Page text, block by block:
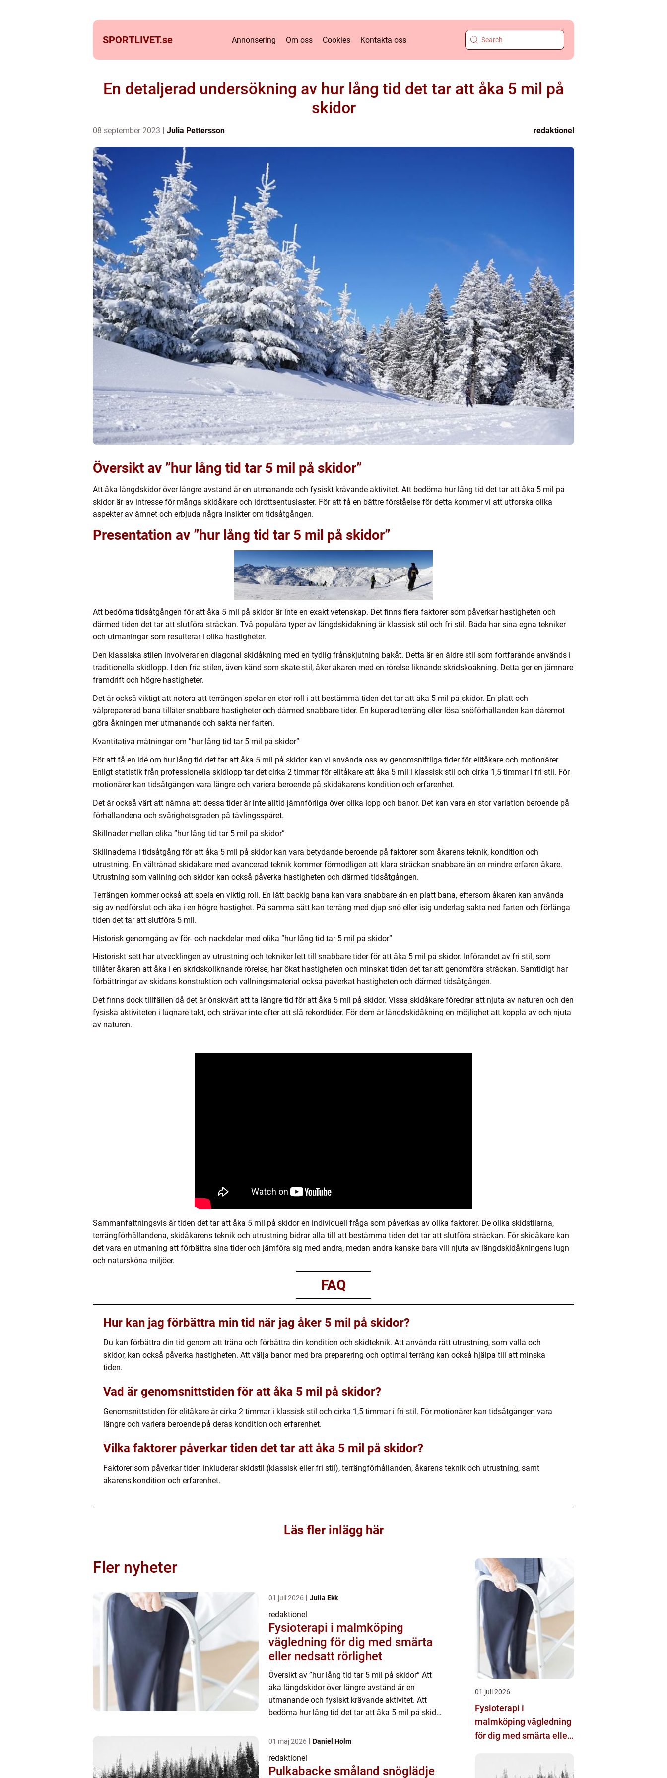
SPORTLIVET.se Annonsering Om oss Cookies Kontakta oss
En detaljerad undersökning av hur lång tid det tar att åka 5 mil på
skidor
08 september 2023 Julia Pettersson redaktionel
Översikt av ”hur lång tid tar 5 mil på skidor”
Att åka längdskidor över längre avstånd är en utmanande och fysiskt krävande aktivitet. Att bedöma hur lång tid det tar att åka 5 mil på
skidor är av intresse för många skidåkare och idrottsentusiaster. För att få en bättre förståelse för detta kommer vi att utforska olika
aspekter av ämnet och erbjuda några insikter om tidsåtgången.
Presentation av ”hur lång tid tar 5 mil på skidor”
Att bedöma tidsåtgången för att åka 5 mil på skidor är inte en exakt vetenskap. Det finns flera faktorer som påverkar hastigheten och
därmed tiden det tar att slutföra sträckan. Två populära typer av längdskidåkning är klassisk stil och fri stil. Båda har sina egna tekniker
och utmaningar som resulterar i olika hastigheter.
Den klassiska stilen involverar en diagonal skidåkning med en tydlig frånskjutning bakåt. Detta är en äldre stil som fortfarande används i
traditionella skidlopp. I den fria stilen, även känd som skate-stil, åker åkaren med en rörelse liknande skridskoåkning. Detta ger en jämnare
framdrift och högre hastigheter.
Det är också viktigt att notera att terrängen spelar en stor roll i att bestämma tiden det tar att åka 5 mil på skidor. En platt och
välpreparerad bana tillåter snabbare hastigheter och därmed snabbare tider. En kuperad terräng eller lösa snöförhållanden kan däremot
göra åkningen mer utmanande och sakta ner farten.
Kvantitativa mätningar om ”hur lång tid tar 5 mil på skidor”
För att få en idé om hur lång tid det tar att åka 5 mil på skidor kan vi använda oss av genomsnittliga tider för elitåkare och motionärer.
Enligt statistik från professionella skidlopp tar det cirka 2 timmar för elitåkare att åka 5 mil i klassisk stil och cirka 1,5 timmar i fri stil. För
motionärer kan tidsåtgången vara längre och variera beroende på skidåkarens kondition och erfarenhet.
Det är också värt att nämna att dessa tider är inte alltid jämnförliga över olika lopp och banor. Det kan vara en stor variation beroende på
förhållandena och svårighetsgraden på tävlingsspåret.
Skillnader mellan olika ”hur lång tid tar 5 mil på skidor”
Skillnaderna i tidsåtgång för att åka 5 mil på skidor kan vara betydande beroende på faktorer som åkarens teknik, kondition och
utrustning. En vältränad skidåkare med avancerad teknik kommer förmodligen att klara sträckan snabbare än en mindre erfaren åkare.
Utrustning som vallning och skidor kan också påverka hastigheten och därmed tidsåtgången.
Terrängen kommer också att spela en viktig roll. En lätt backig bana kan vara snabbare än en platt bana, eftersom åkaren kan använda
sig av nedförslut och åka i en högre hastighet. På samma sätt kan terräng med djup snö eller isig underlag sakta ned farten och förlänga
tiden det tar att slutföra 5 mil.
Historisk genomgång av för- och nackdelar med olika ”hur lång tid tar 5 mil på skidor”
Historiskt sett har utvecklingen av utrustning och tekniker lett till snabbare tider för att åka 5 mil på skidor. Införandet av fri stil, som
tillåter åkaren att åka i en skridskoliknande rörelse, har ökat hastigheten och minskat tiden det tar att genomföra sträckan. Samtidigt har
förbättringar av skidans konstruktion och vallningsmaterial också påverkat hastigheten och därmed tidsåtgången.
Det finns dock tillfällen då det är önskvärt att ta längre tid för att åka 5 mil på skidor. Vissa skidåkare föredrar att njuta av naturen och den
fysiska aktiviteten i lugnare takt, och strävar inte efter att slå rekordtider. För dem är längdskidåkning en möjlighet att koppla av och njuta
av naturen.
Sammanfattningsvis är tiden det tar att åka 5 mil på skidor en individuell fråga som påverkas av olika faktorer. De olika skidstilarna,
terrängförhållandena, skidåkarens teknik och utrustning bidrar alla till att bestämma tiden det tar att slutföra sträckan. För skidåkare kan
det vara en utmaning att förbättra sina tider och jämföra sig med andra, medan andra kanske bara vill njuta av längdskidåkningens lugn
och natursköna miljöer.
FAQ
Hur kan jag förbättra min tid när jag åker 5 mil på skidor?
Du kan förbättra din tid genom att träna och förbättra din kondition och skidteknik. Att använda rätt utrustning, som valla och
skidor, kan också påverka hastigheten. Att välja banor med bra preparering och optimal terräng kan också hjälpa till att minska
tiden.
Vad är genomsnittstiden för att åka 5 mil på skidor?
Genomsnittstiden för elitåkare är cirka 2 timmar i klassisk stil och cirka 1,5 timmar i fri stil. För motionärer kan tidsåtgången vara
längre och variera beroende på deras kondition och erfarenhet.
Vilka faktorer påverkar tiden det tar att åka 5 mil på skidor?
Faktorer som påverkar tiden inkluderar skidstil (klassisk eller fri stil), terrängförhållanden, åkarens teknik och utrustning, samt
åkarens kondition och erfarenhet.
Läs fler inlägg här
Fler nyheter
01 juli 2026 Julia Ekk
redaktionel
Fysioterapi i malmköping
vägledning för dig med smärta
eller nedsatt rörlighet
Översikt av ”hur lång tid tar 5 mil på skidor” Att
åka längdskidor över längre avstånd är en
utmanande och fysiskt krävande aktivitet. Att
bedöma hur lång tid det tar att åka 5 mil på skidor
01 maj 2026 Daniel Holm
redaktionel
Pulkabacke småland snöglädje
01 juli 2026
Fysioterapi i
malmköping vägledning
för dig med smärta eller